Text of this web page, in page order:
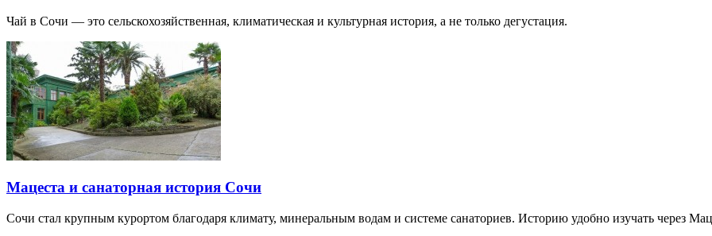
Чай в Сочи — это сельскохозяйственная, климатическая и культурная история, а не только дегустация.
Мацеста и санаторная история Сочи
Сочи стал крупным курортом благодаря климату, минеральным водам и системе санаториев. Историю удобно изучать через